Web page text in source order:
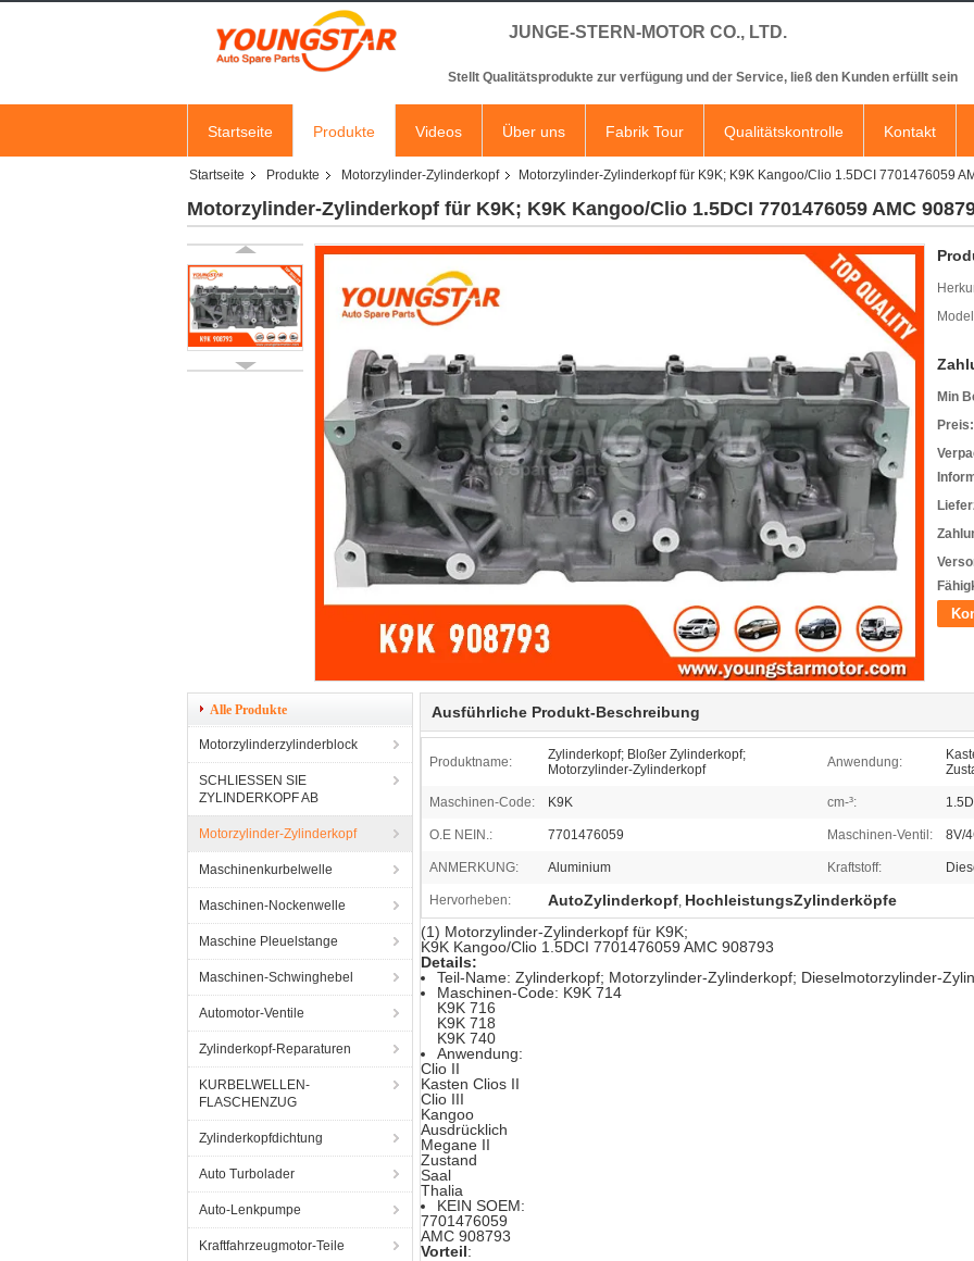
JUNGE-STERN-MOTOR CO., LTD.
Stellt Qualitätsprodukte zur verfügung und der Service, ließ den Kunden erfüllt sein
Startseite Produkte Videos Über uns Fabrik Tour Qualitätskontrolle Kontakt
Startseite Produkte Motorzylinder-Zylinderkopf Motorzylinder-Zylinderkopf für K9K; K9K Kangoo/Clio 1.5DCI 7701476059
Motorzylinder-Zylinderkopf für K9K; K9K Kangoo/Clio 1.5DCI 7701476059 AMC
Min
Preis:
Alle Produkte
Motorzylinderzylinderblock
SCHLIESSEN SIE
ZYLINDERKOPF AB
Motorzylinder-Zylinderkopf
Maschinenkurbelwelle
Maschinen-Nockenwelle
Maschine Pleuelstange
Maschinen-Schwinghebel
Automotor-Ventile
Zylinderkopf-Reparaturen
KURBELWELLEN-
FLASCHENZUG
Zylinderkopfdichtung
Auto Turbolader
Auto-Lenkpumpe
Kraftfahrzeugmotor-Teile
Ausführliche Produkt-Beschreibung
Produktname:
Zylinderkopf; Bloßer Zylinderkopf;
Motorzylinder-Zylinderkopf
Anwendung:
Maschinen-Code: K9K cm-³:
O.E NEIN.: 7701476059 Maschinen-Ventil: 8V/
ANMERKUNG: Aluminium Kraftstoff:
Hervorheben: AutoZylinderkopf, HochleistungsZylinderköpfe
(1) Motorzylinder-Zylinderkopf für K9K;
K9K Kangoo/Clio 1.5DCI 7701476059 AMC 908793
Details:
Teil-Name: Zylinderkopf; Motorzylinder-Zylinderkopf; Dieselmotorzylinder-
Maschinen-Code: K9K 714
K9K 716
K9K 718
K9K 740
Anwendung:
Clio II
Kasten Clios II
Clio III
Kangoo
Ausdrücklich
Megane II
Zustand
Saal
Thalia
KEIN SOEM:
7701476059
AMC 908793
Vorteil: